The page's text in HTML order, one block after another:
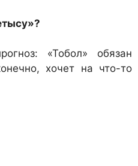
«Тобол» обязан
хочет на что-то